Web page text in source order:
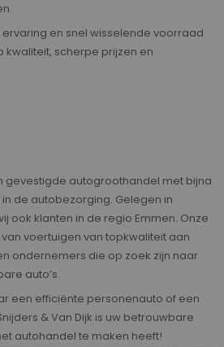
en snel wisselende voorraad
kwaliteit, scherpe prijzen en
gevestigde autogroothandel met bijna
de autobezorging. Gelegen in
ook klanten in de regio Emmen. Onze
voertuigen van topkwaliteit aan
ondernemers die op zoek zijn naar
auto’s.
een efficiënte personenauto of een
& Van Dijk is uw betrouwbare
autohandel te maken heeft!